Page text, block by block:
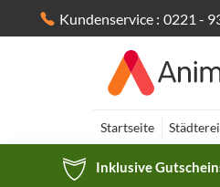
Kundenservice : 0221 -
Startseite
Inklusive